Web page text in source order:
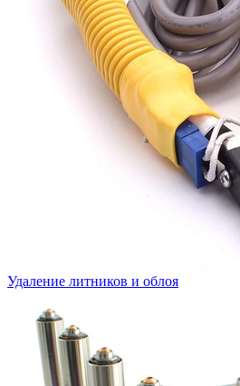
Удаление литников и облоя